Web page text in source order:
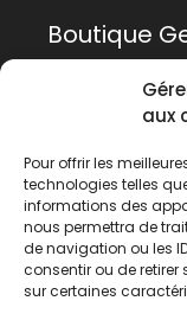
aux
Pour offrir les
technologies telles
informations des
nous permettra de
de navigation ou les
consentir ou de
sur certaines
Boutique
Rue
1201 Genève
022 741 03 33
Boutique